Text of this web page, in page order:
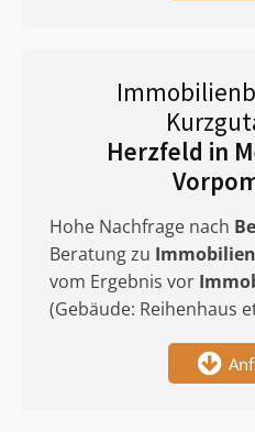
Herzfeld in
Hohe Nachfrage nach
Beratung zu
vom Ergebnis vor
(Gebäude: Reihenhaus